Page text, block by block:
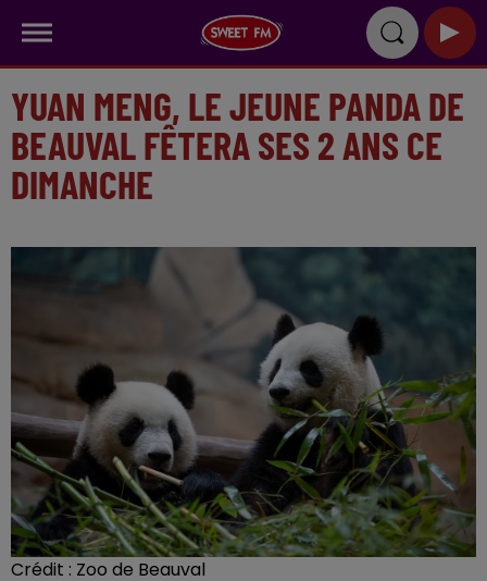
YUAN MENG, LE JEUNE PANDA DE
BEAUVAL FÊTERA SES 2 ANS CE
DIMANCHE
Crédit : Zoo de Beauval